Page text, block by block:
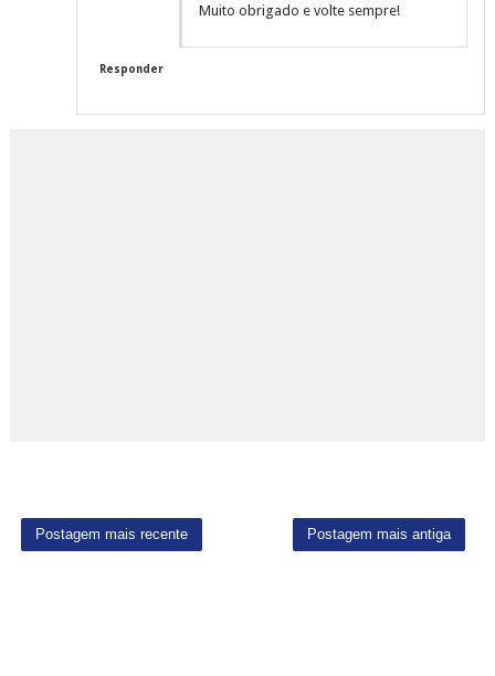
Muito obrigado e volte sempre!
Responder
Postagem mais recente Postagem mais antiga